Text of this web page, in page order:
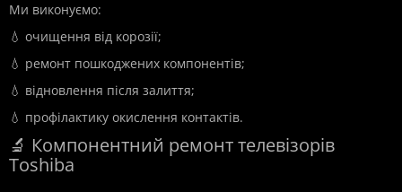
Ми виконуємо:
💧 очищення від корозії;
💧 ремонт пошкоджених компонентів;
💧 відновлення після залиття;
💧 профілактику окислення контактів.
🔬 Компонентний ремонт телевізорів
Toshiba